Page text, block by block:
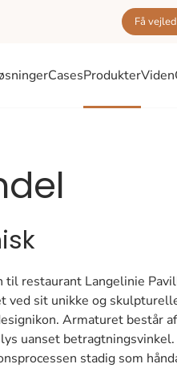
Få
CasesProdukterViden
restaurant Langelinie
ved sit unikke og
Armaturet består
uanset
stadig som